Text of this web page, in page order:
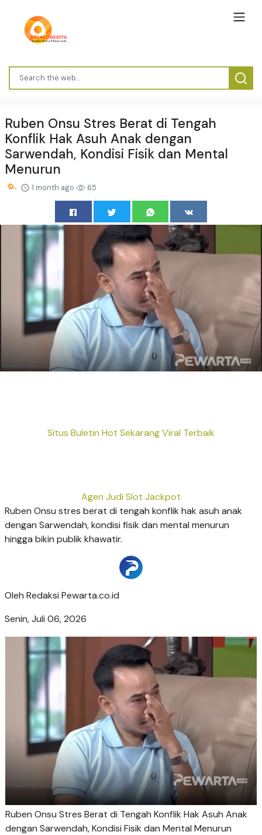
Ruben Onsu Stres Berat di Tengah
Konflik Hak Asuh Anak dengan
Sarwendah, Kondisi Fisik dan Mental
Menurun
1 month ago 65
Situs Buletin Hot Sekarang Viral Terbaik
Agen Judi Slot Jackpot
Ruben Onsu stres berat di tengah konflik hak asuh anak
dengan Sarwendah, kondisi fisik dan mental menurun
hingga bikin publik khawatir.
Oleh Redaksi Pewarta.co.id
Senin, Juli 06, 2026
Ruben Onsu Stres Berat di Tengah Konflik Hak Asuh Anak
dengan Sarwendah, Kondisi Fisik dan Mental Menurun